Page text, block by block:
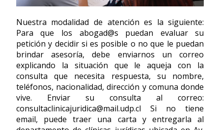
Nuestra modalidad de atención es la siguiente:
Para que los abogad@s puedan evaluar su
petición y decidir si es posible o no que le puedan
brindar asesoría, debe enviarnos un correo
explicando la situación que le aqueja con la
consulta que necesita respuesta, su nombre,
teléfonos, nacionalidad, dirección y comuna donde
vive. Enviar su consulta al correo:
consultaclinicajuridica@mail.udp.cl Si no tiene
email, puede traer una carta y entregarla al